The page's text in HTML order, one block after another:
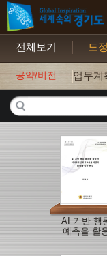
전체보기 도
공약/비전 업무계
AI 기반 행
예측을 활